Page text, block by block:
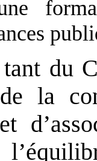
du
la